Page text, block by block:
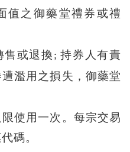
值之御藥堂禮券或禮
售或退換 ;持券人有責
濫用之損失，御藥堂
使用一次。每宗交易
碼。